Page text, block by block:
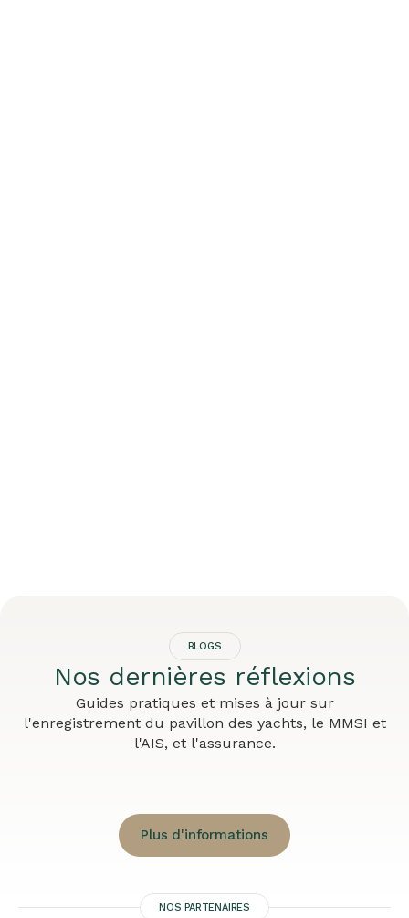
BLOGS
Nos dernières réflexions
Guides pratiques et mises à jour sur
l'enregistrement du pavillon des yachts, le MMSI et
l'AIS, et l'assurance.
Plus d'informations
NOS PARTENAIRES